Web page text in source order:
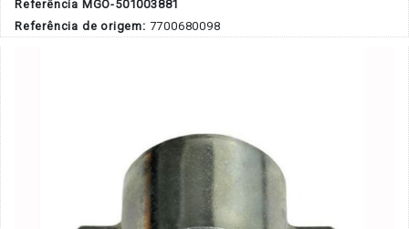
Referência MGO-501003881
Referência de origem: 7700680098